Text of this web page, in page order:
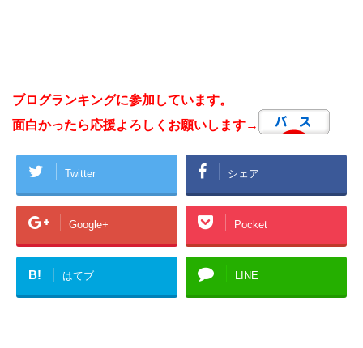
ブログランキングに参加しています。
面白かったら応援よろしくお願いします→
Twitter シェア
Google+ Pocket
B! はてブ LINE